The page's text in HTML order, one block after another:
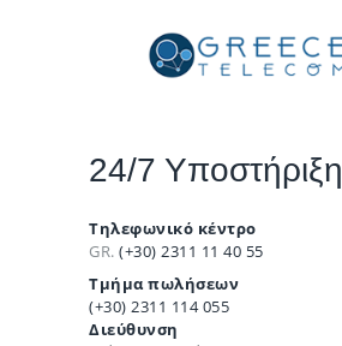
ΟΙ ΥΠΗΡΕΣΊΕΣ ΜΑΣ
ΙΔΙΏΤΕΣ
INTERNET ΓΙΑ
ΕΠΑΓΓΕΛΜΑΤΊΕΣ –
ΕΤΑΙΡΕΊΕΣ
24/7 Υποστήριξη
Τηλεφωνικό κέντρο
GR. (+30) 2311 11 40 55
Τμήμα πωλήσεων
(+30) 2311 114 055
Διεύθυνση